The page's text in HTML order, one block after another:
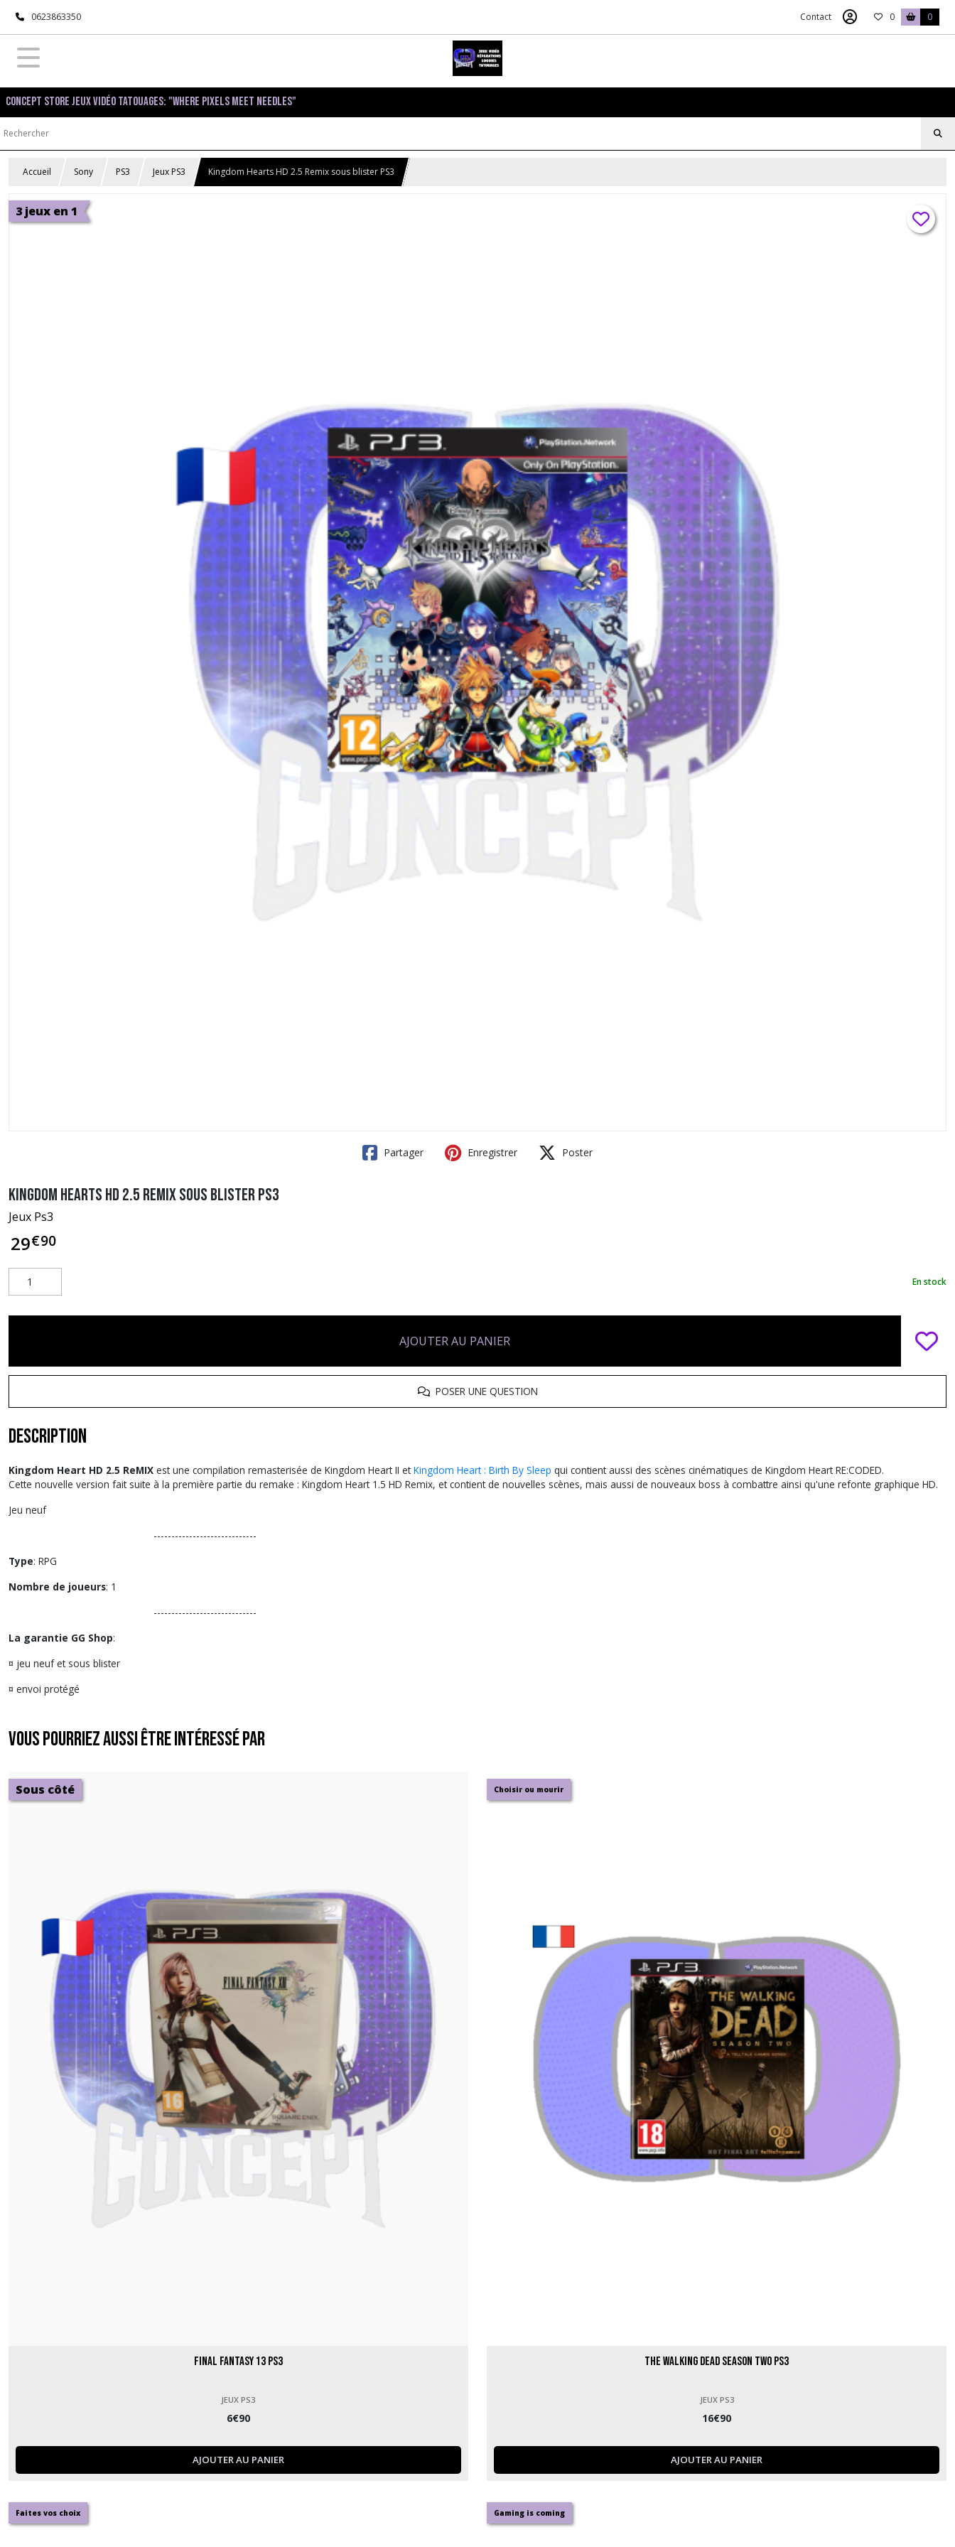
0623863350 Contact 0 0
Concept Store Jeux Vidéo Tatouages: "Where pixels meet needles"
Accueil Sony PS3 Jeux PS3 Kingdom Hearts HD 2.5 Remix sous blister PS3
3 jeux en 1
Partager Enregistrer Poster
Kingdom Hearts HD 2.5 Remix sous blister PS3
Jeux Ps3
29€90
En stock
AJOUTER AU PANIER
POSER UNE QUESTION
Description
Kingdom Heart HD 2.5 ReMIX est une compilation remasterisée de Kingdom Heart II etKingdom Heart : Birth By Sleep qui contient aussi des scènes cinématiques de Kingdom Heart RE:CODED.
Cette nouvelle version fait suite à la première partie du remake : Kingdom Heart 1.5 HD Remix, et contient de nouvelles scènes, mais aussi de nouveaux boss à combattre ainsi qu'une refonte graphique HD.
Jeu neuf
-----------------------------
Type: RPG
Nombre de joueurs: 1
-----------------------------
La garantie GG Shop:
¤ jeu neuf et sous blister
¤ envoi protégé
Vous pourriez aussi être intéressé par
Sous côté
Final Fantasy 13 PS3
JEUX PS3
6€90
AJOUTER AU PANIER
Choisir ou mourir
The Walking Dead Season Two PS3
JEUX PS3
16€90
AJOUTER AU PANIER
Faites vos choix Gaming is coming